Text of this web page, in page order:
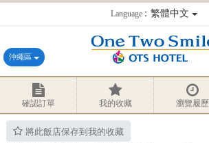
Language：繁體中文
沖繩區
確認訂單 我的收藏 瀏覽履歷
將此飯店保存到我的收藏